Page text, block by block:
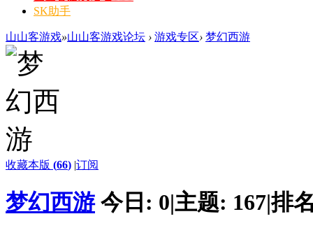
SK助手
山山客游戏»山山客游戏论坛 › 游戏专区› 梦幻西游
收藏本版 (66) |订阅
梦幻西游 今日: 0|主题: 167|排